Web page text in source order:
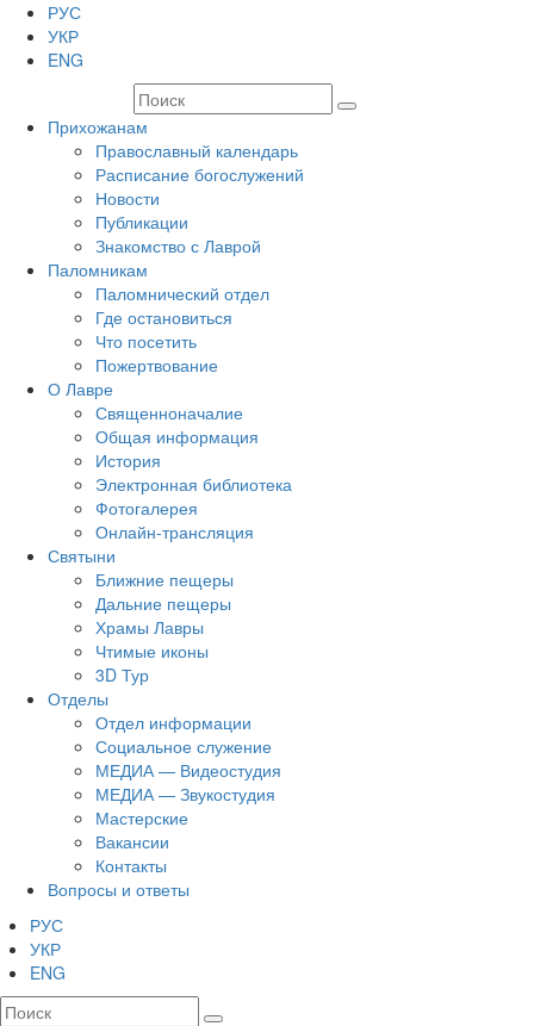
РУС
УКР
ENG
Прихожанам
Православный календарь
Расписание богослужений
Новости
Публикации
Знакомство с Лаврой
Паломникам
Паломнический отдел
Где остановиться
Что посетить
Пожертвование
О Лавре
Священноначалие
Общая информация
История
Электронная библиотека
Фотогалерея
Онлайн-трансляция
Святыни
Ближние пещеры
Дальние пещеры
Храмы Лавры
Чтимые иконы
3D Тур
Отделы
Отдел информации
Социальное служение
МЕДИА — Видеостудия
МЕДИА — Звукостудия
Мастерские
Вакансии
Контакты
Вопросы и ответы
РУС
УКР
ENG